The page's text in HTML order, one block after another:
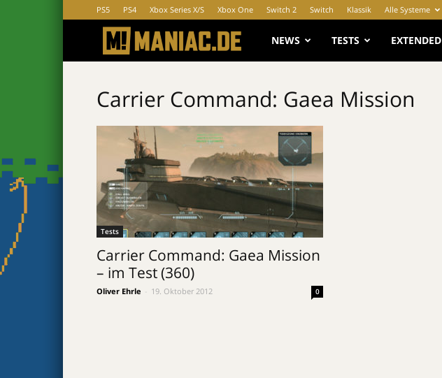
PS5 PS4 Xbox Series X/S Xbox One Switch 2 Switch Klassik Alle Systeme
MANIAC.de
NEWS TESTS EXTENDED
Carrier Command: Gaea Mission
Tests
Carrier Command: Gaea Mission
– im Test (360)
Oliver Ehrle 19. Oktober 2012 0